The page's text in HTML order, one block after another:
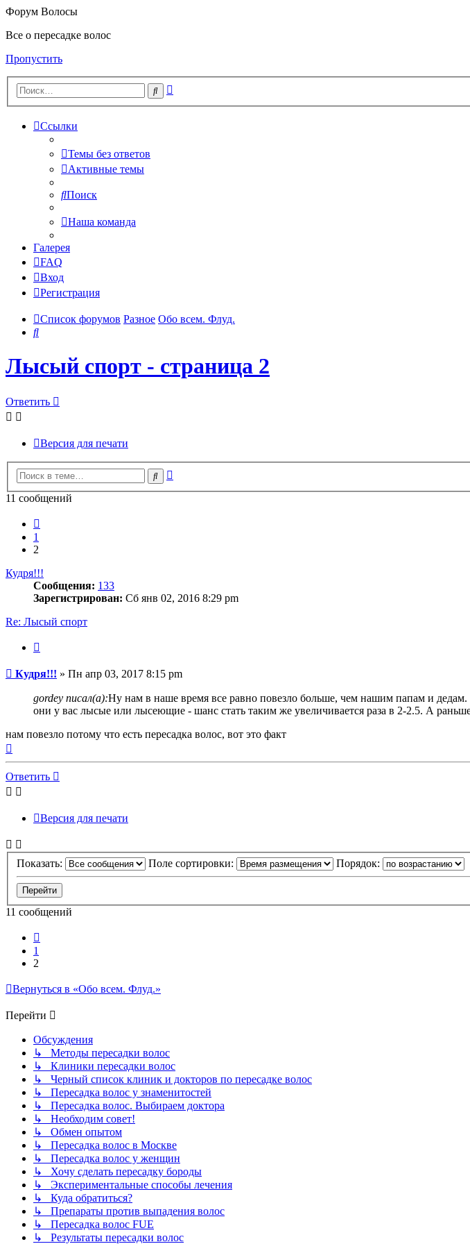
Форум Волосы
Все о пересадке волос
Пропустить
Поиск
Ссылки
Темы без ответов
Активные темы
Поиск
Наша команда
Галерея
FAQ
Вход
Регистрация
Список форумов Разное Обо всем. Флуд.
Поиск
Лысый спорт - страница 2
Ответить
Версия для печати
Поиск
11 сообщений
1
2
Кудря!!!
Сообщения: 133
Зарегистрирован: Сб янв 02, 2016 8:29 pm
Re: Лысый спорт
Сообщение
Кудря!!! » Пн апр 03, 2017 8:15 pm
gordey писал(а):Ну нам в наше время все равно повезло больше, чем нашим папам и
они у вас лысые или лысеющие - шанс стать таким же увеличивается раза в 2-2.5. А
нам повезло потому что есть пересадка волос, вот это факт
началу
Ответить
Версия для печати
Показать: Поле сортировки: Порядок:
11 сообщений
1
2
Вернуться в «Обо всем. Флуд.»
Перейти
Обсуждения
↳ Методы пересадки волос
↳ Клиники пересадки волос
↳ Черный список клиник и докторов по пересадке волос
↳ Пересадка волос у знаменитостей
↳ Пересадка волос. Выбираем доктора
↳ Необходим совет!
↳ Обмен опытом
↳ Пересадка волос в Москве
↳ Пересадка волос у женщин
↳ Хочу сделать пересадку бороды
↳ Экспериментальные способы лечения
↳ Куда обратиться?
↳ Препараты против выпадения волос
↳ Пересадка волос FUE
↳ Результаты пересадки волос